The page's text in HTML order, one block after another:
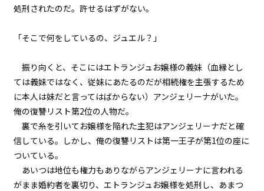
episode10
悪役令嬢、ムチ打ち地獄で専属メ
イドと再会する。
episode12
悪役令嬢、一度決めたら何が何で
もやり通す。
悪役令嬢、専属メイドを救出す
る。
処刑されたのだ。許せるはずがない。
「そこで何をしているの、ジュエル？」
振り向くと、そこにはエトランジュお嬢様の義妹（血縁とし
ては義妹ではなく、従妹にあたるのだが相続権を主張するため
に本人は妹だと言ってはばからない）アンジェリーナがいた。
俺の復讐リスト第2位の人物だ。
裏で糸を引いてお嬢様を陥れた主犯はアンジェリーナだと確
信している。しかし、俺の復讐リストは第一王子が第1位の座に
ついている。
あいつは地位も権力もありながらアンジェリーナに言われる
がまま婚約者を裏切り、エトランジュお嬢様を処刑し、あまつ